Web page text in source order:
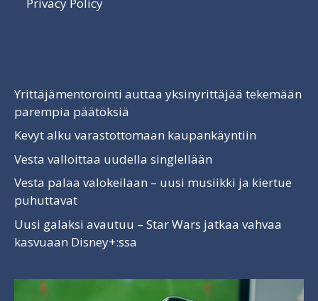
Yrittäjämentorointi auttaa yksinyrittäjää tekemään
parempia päätöksiä
Kevyt alku varastottomaan kaupankäyntiin
Vesta valloittaa uudella singlellään
Vesta palaa valokeilaan – uusi musiikki ja kiertue
puhuttavat
Uusi galaksi avautuu – Star Wars jatkaa vahvaa
kasvuaan Disney+:ssa